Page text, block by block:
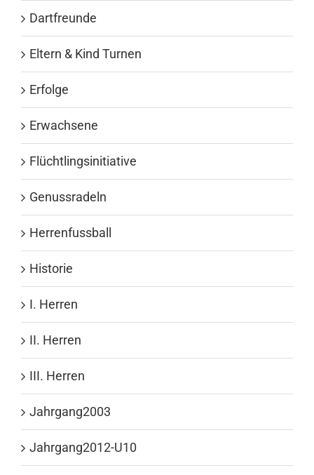
Dartfreunde
Eltern & Kind Turnen
Erfolge
Erwachsene
Flüchtlingsinitiative
Genussradeln
Herrenfussball
Historie
I. Herren
II. Herren
III. Herren
Jahrgang2003
Jahrgang2012-U10